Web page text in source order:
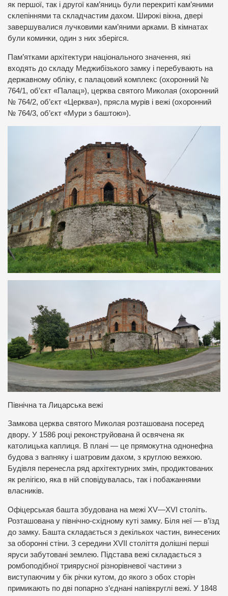
як першої, так і другої кам’яниць були перекриті кам’яними
склепіннями та складчастим дахом. Широкі вікна, двері
завершувалися лучковими кам’яними арками. В кімнатах
були коминки, один з них зберігся.
Пам’ятками архітектури національного значення, які
входять до складу Меджибізького замку і перебувають на
державному обліку, є палацовий комплекс (охоронний №
764/1, об’єкт «Палац»), церква святого Миколая (охоронний
№ 764/2, об’єкт «Церква»), прясла мурів і вежі (охоронний
№ 764/3, об’єкт «Мури з баштою»).
Північна та Лицарська вежі
Замкова церква святого Миколая розташована посеред
двору. У 1586 році реконструйована й освячена як
католицька каплиця. В плані — це прямокутна однонефна
будова з вапняку і шатровим дахом, з круглою вежкою.
Будівля перенесла ряд архітектурних змін, продиктованих
як релігією, яка в ній сповідувалась, так і побажаннями
власників.
Офіцерськая башта збудована на межі XV—XVI століть.
Розташована у північно-східному куті замку. Біля неї — в’їзд
до замку. Башта складається з декількох частин, винесених
за оборонні стіни. З середини XVII століття долішні перші
яруси забутовані землею. Підстава вежі складається з
ромбоподібної триярусної різнорівневої частини з
виступаючим у бік річки кутом, до якого з обох сторін
примикають по дві попарно з’єднані напівкруглі вежі. У 1848